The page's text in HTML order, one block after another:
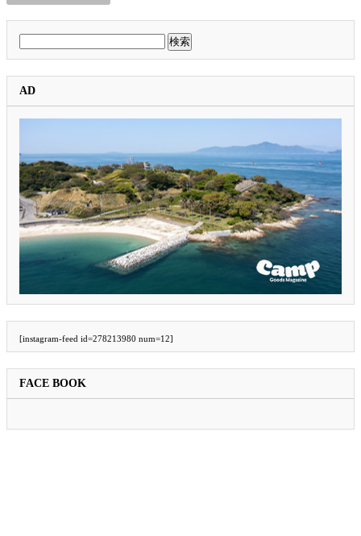
索:
AD
[instagram-feed id=278213980 num=12]
FACE BOOK